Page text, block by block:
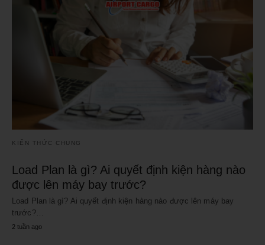
KIẾN THỨC CHUNG
Load Plan là gì? Ai quyết định kiện hàng nào
được lên máy bay trước?
Load Plan là gì? Ai quyết định kiện hàng nào được lên máy bay
trước?…
2 tuần ago